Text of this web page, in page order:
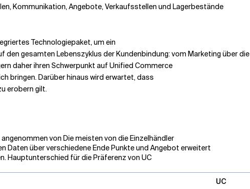
Kommunikation, Angebote, Verkaufsstellen und Lagerbestände
Technologiepaket, um ein
gesamten Lebenszyklus der Kundenbindung: vom Marketing über die
daher ihren Schwerpunkt auf Unified Commerce
bringen. Darüber hinaus wird erwartet, dass
erobern gilt.
von Die meisten von die Einzelhändler
Daten über verschiedene Ende Punkte und Angebot erweitert
Hauptunterschied für die Präferenz von UC
UC